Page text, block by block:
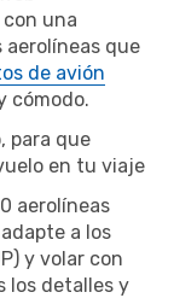
una
aerolíneas que
de avión
cómodo.
para que
en tu viaje
aerolíneas
a los
y volar con
los detalles y